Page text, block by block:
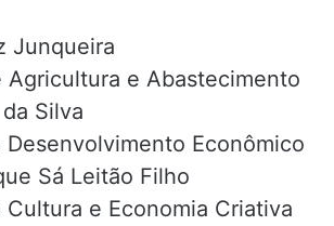
Junqueira
Agricultura e Abastecimento
Silva
Desenvolvimento Econômico
Sá Leitão Filho
e Economia Criativa